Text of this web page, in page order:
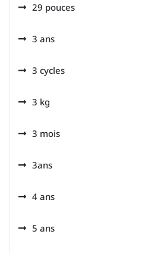
29 pouces
3 ans
3 cycles
3 kg
3 mois
3ans
4 ans
5 ans